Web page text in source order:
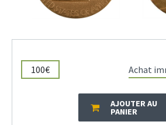
100€ Achat
AJOUTER AU
PANIER